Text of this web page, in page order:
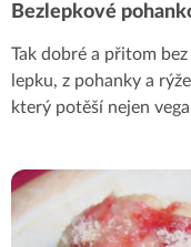
Bezlepkové
Tak dobré a přitom
lepku, z pohanky a
který potěší nejen